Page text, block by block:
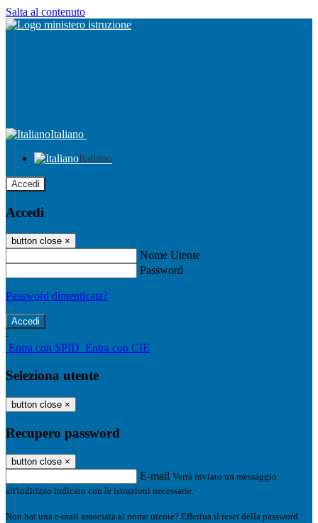
Salta al contenuto
Italiano
Italiano
Accedi
Accedi
button close ×
Nome Utente
Password
Password dimenticata?
-
Entra con SPID Entra con CIE
Seleziona utente
button close ×
Recupero password
button close ×
E-mail Verrà inviato un messaggio
all'indirizzo indicato con le istruzioni necessarie.
Non hai una e-mail associata al nome utente? Effettua il reset della password